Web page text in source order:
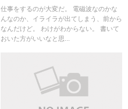
仕事をするのが大変だ。 電磁波なのかな
んなのか、イライラが出てしまう、前から
なんだけど。 わけがわからない。 書いて
おいた方がいいなと思...